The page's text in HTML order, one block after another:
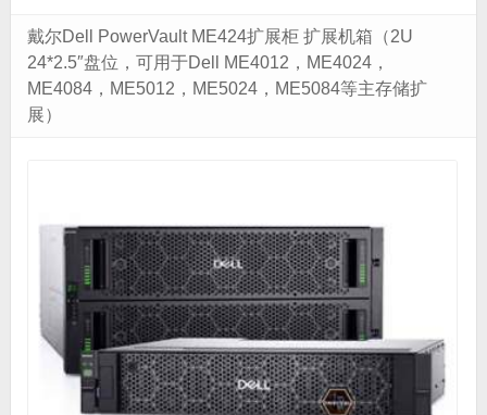
戴尔Dell PowerVault ME424扩展柜 扩展机箱（2U
24*2.5″盘位，可用于Dell ME4012，ME4024，
ME4084，ME5012，ME5024，ME5084等主存储扩
展）